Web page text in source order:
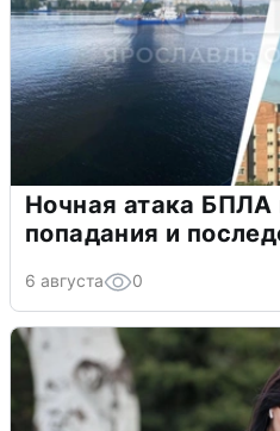
Ночная атака БПЛА
попадания и
6 августа 0